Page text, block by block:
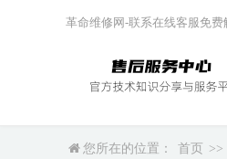
革命维修网-联系在线客服免费
您所在的位置： 首页 >>